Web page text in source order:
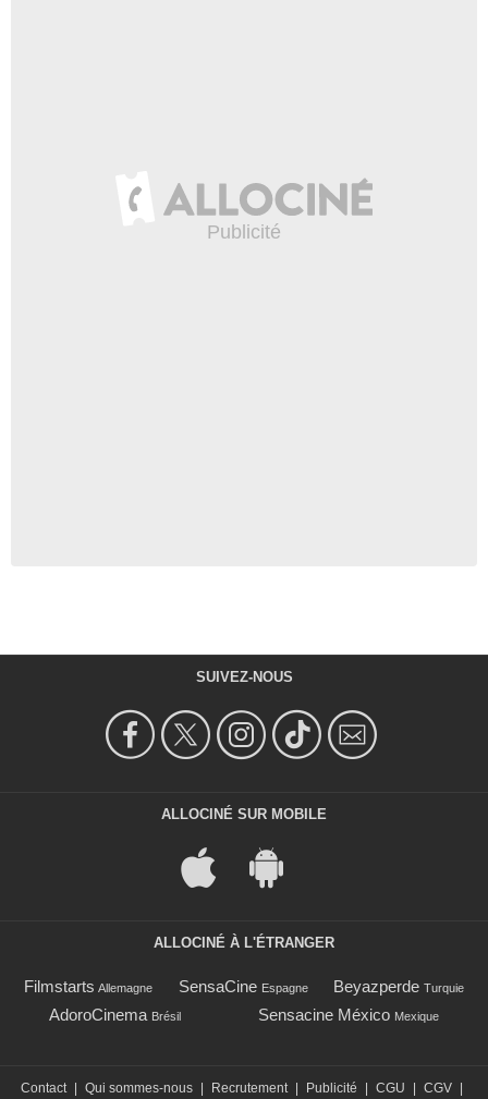
SUIVEZ-NOUS
ALLOCINÉ SUR MOBILE
ALLOCINÉ À L'ÉTRANGER
Filmstarts Allemagne SensaCine Espagne Beyazperde Turquie
AdoroCinema Brésil Sensacine México Mexique
Contact Qui sommes-nous Recrutement Publicité CGU CGV